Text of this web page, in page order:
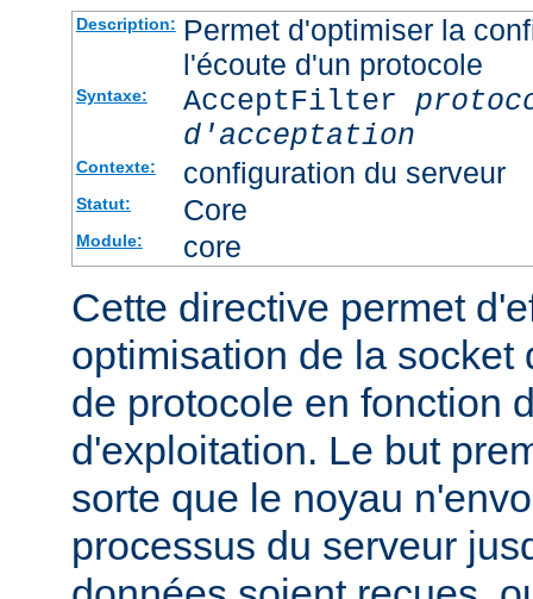
Description: Permet d'optimiser la
l'écoute d'un protocole
Syntaxe: AcceptFilter
d'acceptation
Contexte: configuration du serveur
Statut: Core
Module: core
Cette directive permet
optimisation de la socket
de protocole en fonction
d'exploitation. Le but
sorte que le noyau
processus du serveur